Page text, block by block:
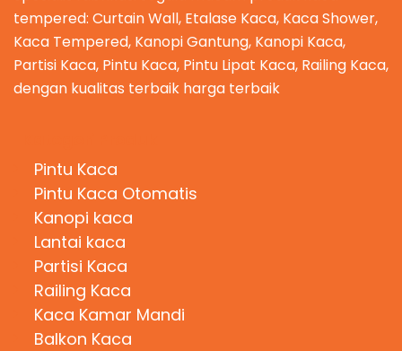
tempered: Curtain Wall, Etalase Kaca, Kaca Shower,
Kaca Tempered, Kanopi Gantung, Kanopi Kaca,
Partisi Kaca, Pintu Kaca, Pintu Lipat Kaca, Railing Kaca,
dengan kualitas terbaik harga terbaik
Pintu Kaca
Pintu Kaca Otomatis
Kanopi kaca
Lantai kaca
Partisi Kaca
Railing Kaca
Kaca Kamar Mandi
Balkon Kaca